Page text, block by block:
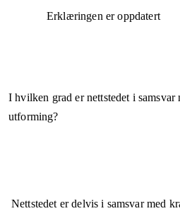
Erklæringen er oppdatert
I hvilken grad er nettstedet i
utforming?
Nettstedet erdelvis i samsvarmed